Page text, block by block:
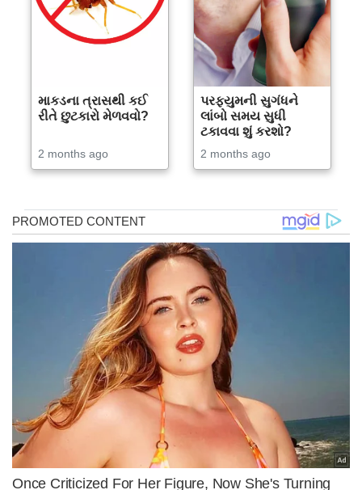
માકડના ત્રાસથી કઈ
રીતે છુટકારો મેળવવો?
2 months ago
પરફ્યુમની સુગંધને
લાંબો સમય સુધી
ટકાવવા શું કરશો?
2 months ago